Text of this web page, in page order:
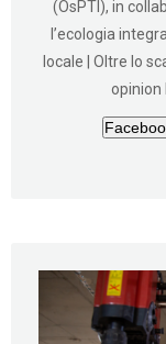
(OsPTI), in
l’ecologia
locale | Oltre lo
opinion